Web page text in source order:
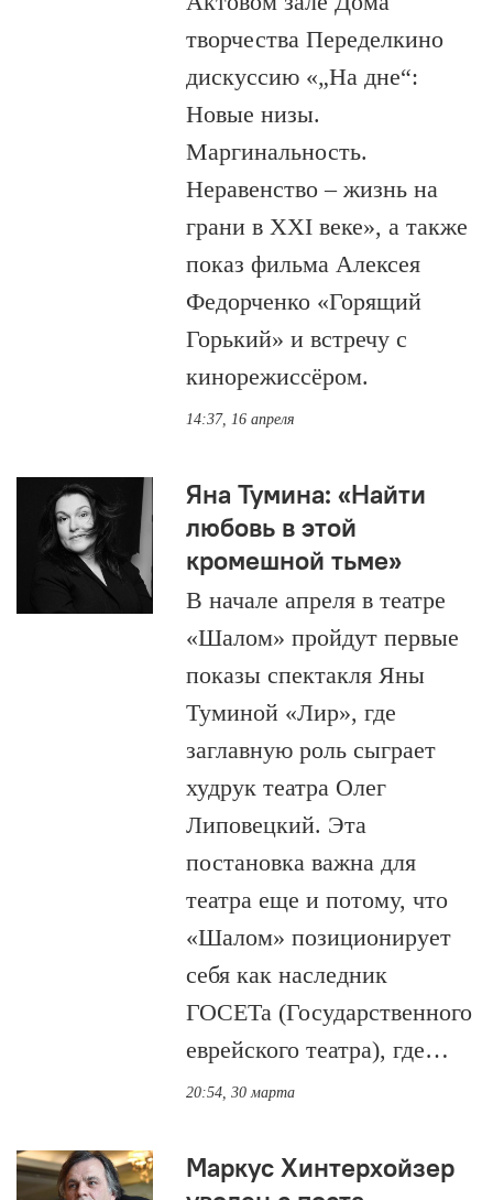
творчества Переделкино
дискуссию «„На дне“:
Новые низы.
Маргинальность.
Неравенство – жизнь на
грани в XXI веке», а также
показ фильма Алексея
Федорченко «Горящий
Горький» и встречу с
кинорежиссёром.
14:37, 16 апреля
Яна Тумина: «Найти
любовь в этой
кромешной тьме»
В начале апреля в театре
«Шалом» пройдут первые
показы спектакля Яны
Туминой «Лир», где
заглавную роль сыграет
худрук театра Олег
Липовецкий. Эта
постановка важна для
театра еще и потому, что
«Шалом» позиционирует
себя как наследник
ГОСЕТа (Государственного
еврейского театра), где…
20:54, 30 марта
Маркус Хинтерхойзер